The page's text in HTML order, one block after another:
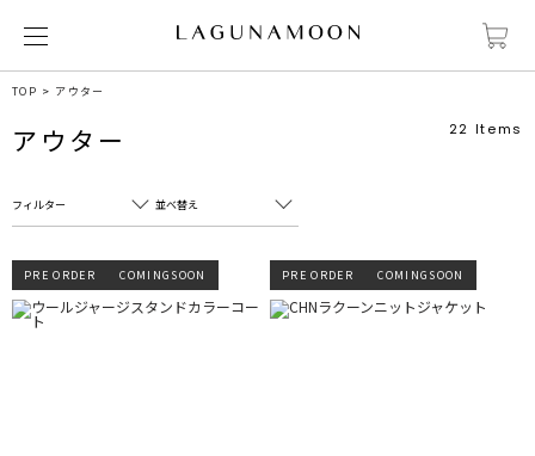
TOP アウター
アウター 22 Items
フィルター
フリーワード
CLOSE
並べ替え
売れ筋順
新着順
PRE ORDER COMINGSOON PRE ORDER COMINGSOON